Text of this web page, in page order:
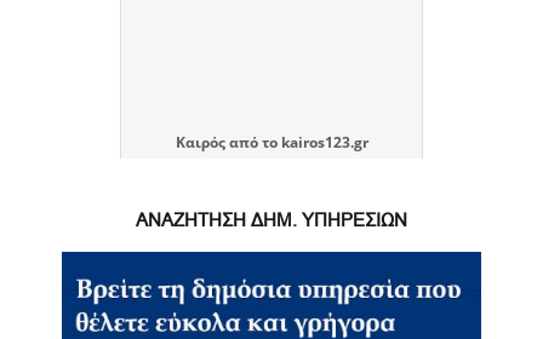
Καιρόςαπό το kairos123.gr
ΑΝΑΖΗΤΗΣΗ ΔΗΜ. ΥΠΗΡΕΣΙΩΝ